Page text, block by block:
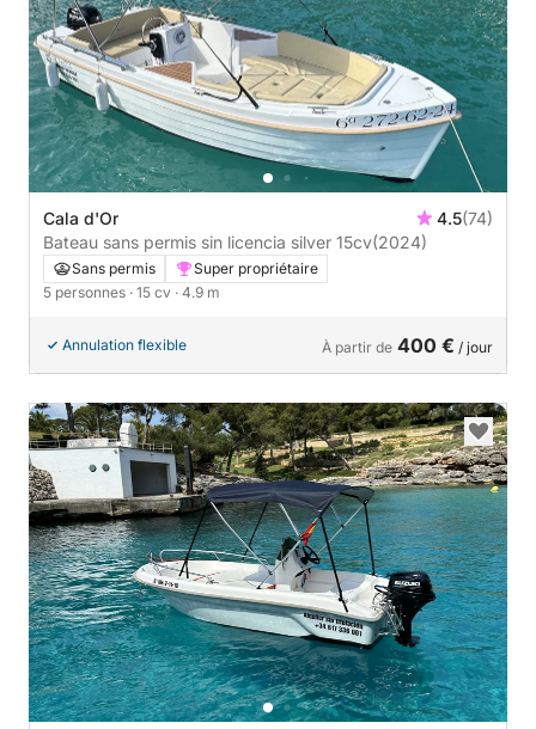
Cala d'Or 4.5(74)
Bateau sans permis sin licencia silver 15cv(2024)
Sans permis
Super propriétaire
5 personnes · 15 cv · 4.9 m
Annulation flexible À partir de 400 € / jour